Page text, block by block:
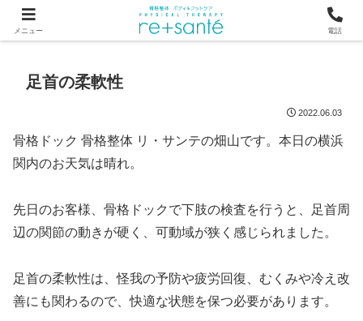
つらい首・肩こり・腰の痛みは、骨から見直す横浜市関内の整体
足首の柔軟性
2022.06.03
骨格ドック 骨格整体 リ・サンテの畑山です。本日の横浜
関内のお天気は晴れ。
先日のお客様、骨格ドックで下肢の検査を行うと、足首周
辺の関節の動きが硬く、可動域が狭く感じられました。
足首の柔軟性は、怪我の予防や疲労回復、むくみや冷え改
善にも関わるので、快適な状態を保つ必要があります。
メニュー 電話